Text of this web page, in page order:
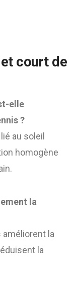
et court de
elle
?
au soleil
homogène
la
la
la